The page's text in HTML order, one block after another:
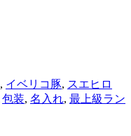
, イベリコ豚, スエヒロ
包装, 名入れ, 最上級ラン